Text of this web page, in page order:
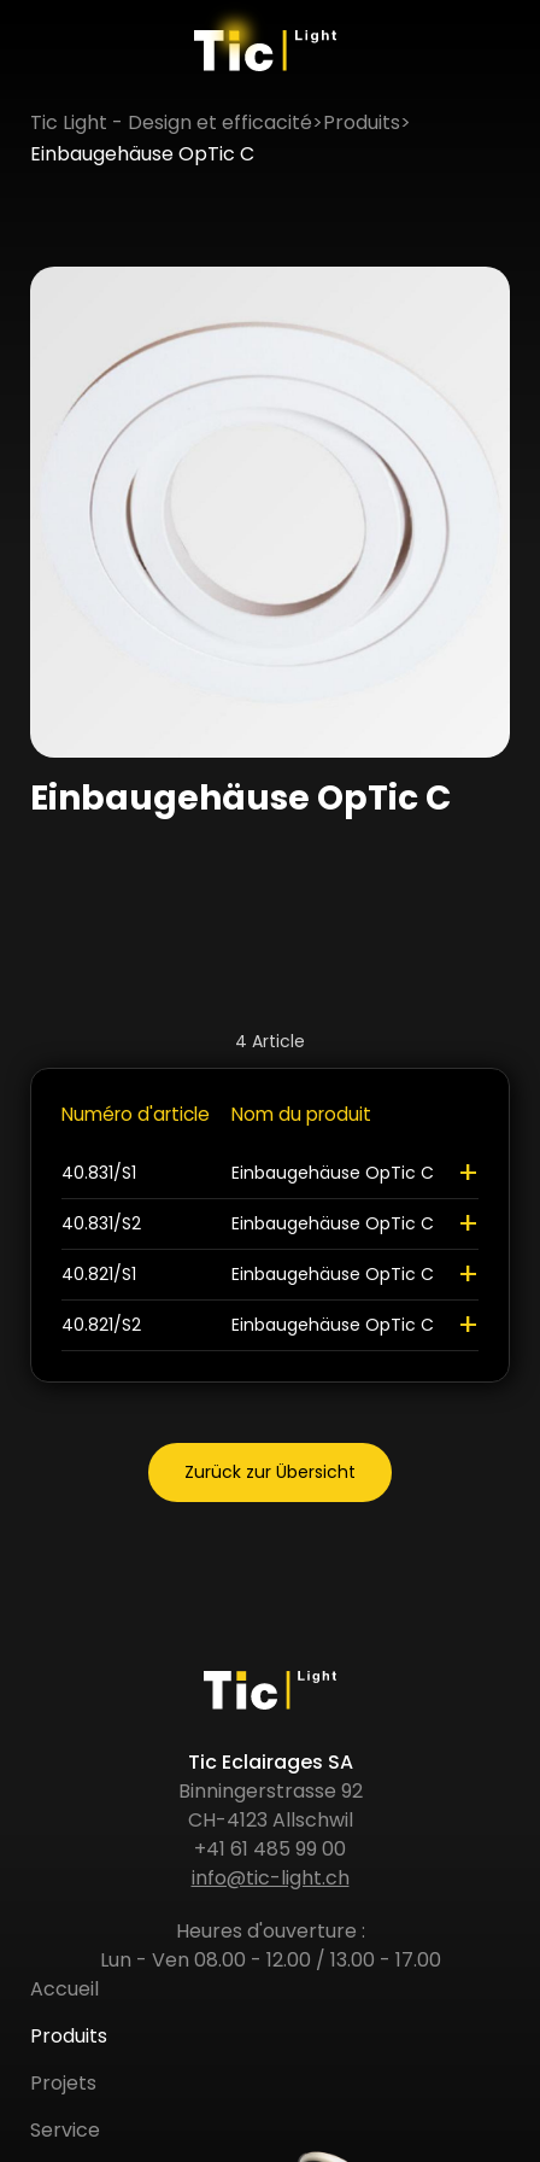
Tic Light - Design et efficacité>Produits>
Einbaugehäuse OpTic C
Einbaugehäuse OpTic C
4 Article
Numéro d'article Nom du produit
40.831/S1 Einbaugehäuse OpTic C +
40.831/S2 Einbaugehäuse OpTic C +
40.821/S1 Einbaugehäuse OpTic C +
40.821/S2 Einbaugehäuse OpTic C +
Zurück zur Übersicht
> >
Tic Eclairages SA
Binningerstrasse 92
CH-4123 Allschwil
+41 61 485 99 00
info@tic-light.ch
Heures d'ouverture :
Lun - Ven 08.00 - 12.00 / 13.00 - 17.00
Accueil
Produits
Projets
Service